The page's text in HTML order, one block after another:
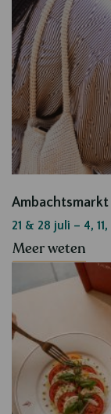
21 & 28 juli – 4,
Meer weten